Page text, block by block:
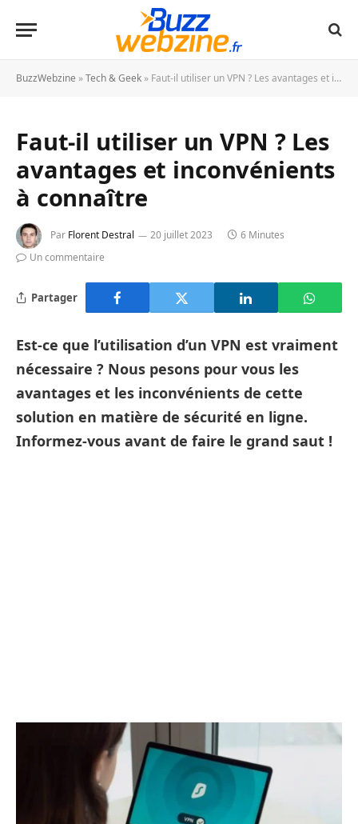
BuzzWebzine »Tech & Geek » Faut-il utiliser un VPN ? Les avantages et inconvénients à connaître
Faut-il utiliser un VPN ? Les
avantages et inconvénients
à connaître
Par Florent Destral 20 juillet 2023
6 Minutes
Un commentaire
Partager
Est-ce que l’utilisation d’un VPN est vraiment
nécessaire ? Nous pesons pour vous les
avantages et les inconvénients de cette
solution en matière de sécurité en ligne.
Informez-vous avant de faire le grand saut !